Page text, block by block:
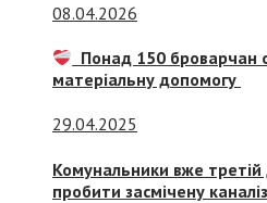
08.04.2026
Понад 150 броварчан
матеріальну допомогу
29.04.2025
Комунальники вже
пробити засмічену